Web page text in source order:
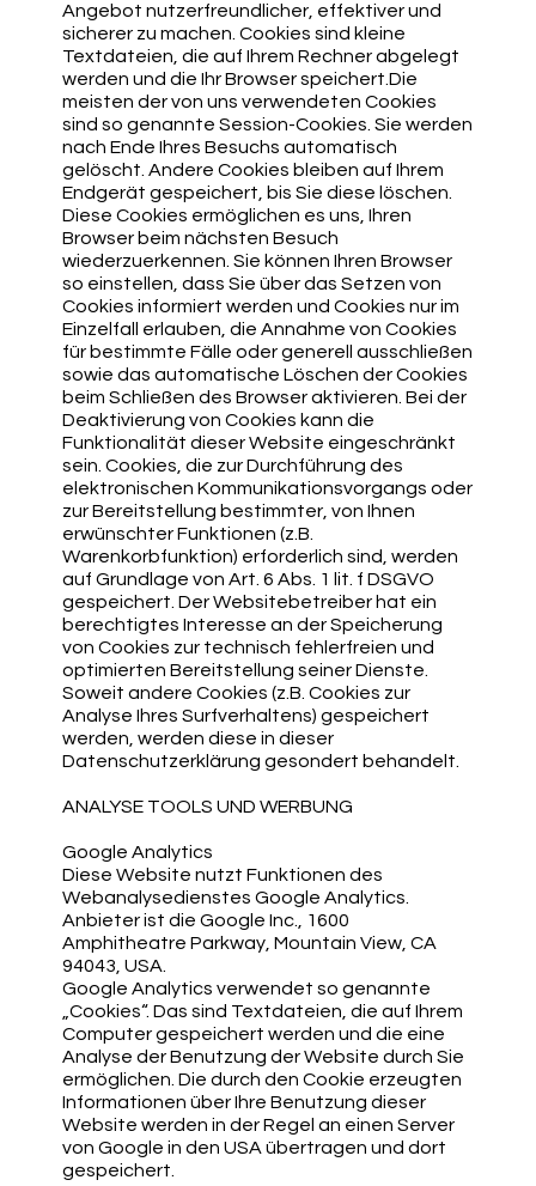
Angebot nutzerfreundlicher, effektiver und
sicherer zu machen. Cookies sind kleine
Textdateien, die auf Ihrem Rechner abgelegt
werden und die Ihr Browser speichert.Die
meisten der von uns verwendeten Cookies
sind so genannte Session-Cookies. Sie werden
nach Ende Ihres Besuchs automatisch
gelöscht. Andere Cookies bleiben auf Ihrem
Endgerät gespeichert, bis Sie diese löschen.
Diese Cookies ermöglichen es uns, Ihren
Browser beim nächsten Besuch
wiederzuerkennen. Sie können Ihren Browser
so einstellen, dass Sie über das Setzen von
Cookies informiert werden und Cookies nur im
Einzelfall erlauben, die Annahme von Cookies
für bestimmte Fälle oder generell ausschließen
sowie das automatische Löschen der Cookies
beim Schließen des Browser aktivieren. Bei der
Deaktivierung von Cookies kann die
Funktionalität dieser Website eingeschränkt
sein. Cookies, die zur Durchführung des
elektronischen Kommunikationsvorgangs oder
zur Bereitstellung bestimmter, von Ihnen
erwünschter Funktionen (z.B.
Warenkorbfunktion) erforderlich sind, werden
auf Grundlage von Art. 6 Abs. 1 lit. f DSGVO
gespeichert. Der Websitebetreiber hat ein
berechtigtes Interesse an der Speicherung
von Cookies zur technisch fehlerfreien und
optimierten Bereitstellung seiner Dienste.
Soweit andere Cookies (z.B. Cookies zur
Analyse Ihres Surfverhaltens) gespeichert
werden, werden diese in dieser
Datenschutzerklärung gesondert behandelt.
ANALYSE TOOLS UND WERBUNG
Google Analytics
Diese Website nutzt Funktionen des
Webanalysedienstes Google Analytics.
Anbieter ist die Google Inc., 1600
Amphitheatre Parkway, Mountain View, CA
94043, USA.
Google Analytics verwendet so genannte
„Cookies“. Das sind Textdateien, die auf Ihrem
Computer gespeichert werden und die eine
Analyse der Benutzung der Website durch Sie
ermöglichen. Die durch den Cookie erzeugten
Informationen über Ihre Benutzung dieser
Website werden in der Regel an einen Server
von Google in den USA übertragen und dort
gespeichert.